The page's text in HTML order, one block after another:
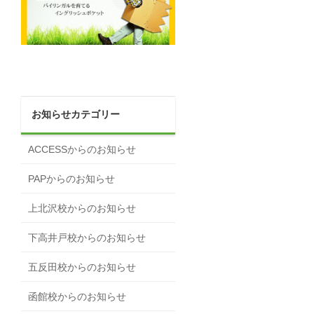
お知らせカテゴリー
ACCESSからのお知らせ
PAPからのお知らせ
上北沢校からのお知らせ
下高井戸校からのお知らせ
五反田校からのお知らせ
函館校からのお知らせ